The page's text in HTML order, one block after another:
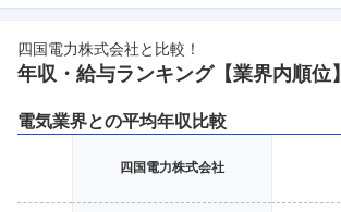
四国電力株式会社と比較！
年収・給与ランキング【業界内順位】
電気業界との平均年収比較
四国電力株式会社